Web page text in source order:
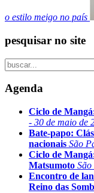
o estilo meigo no país
pesquisar no site
Agenda
Ciclo de
- 30 de maio de
Bate-papo:
nacionais São
Ciclo de
Matsumoto
Encontro de
Reino das